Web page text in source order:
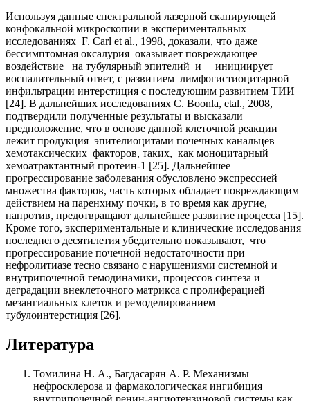
Используя данные спектральной лазерной сканирующей
конфокальной микроскопии в экспериментальных
исследованиях F. Carl et al., 1998, доказали, что даже
бессимптомная оксалурия оказывает повреждающее
воздействие на тубулярный эпителий и инициирует
воспалительный ответ, с развитием лимфогистиоцитарной
инфильтрации интерстиция с последующим развитием ТИИ
[24]. В дальнейших исследованиях C. Boonla, etal., 2008,
подтвердили полученные результаты и высказали
предположение, что в основе данной клеточной реакции
лежит продукция эпителиоцитами почечных канальцев
хемотаксических факторов, таких, как моноцитарный
хемоатрактантный протеин-1 [25]. Дальнейшее
прогрессирование заболевания обусловлено экспрессией
множества факторов, часть которых обладает повреждающим
действием на паренхиму почки, в то время как другие,
напротив, предотвращают дальнейшее развитие процесса [15].
Кроме того, экспериментальные и клинические исследования
последнего десятилетия убедительно показывают, что
прогрессирование почечной недостаточности при
нефролитиазе тесно связано с нарушениями системной и
внутрипочечной гемодинамики, процессов синтеза и
деградации внеклеточного матрикса с пролиферацией
мезангиальных клеток и ремоделированием
тубулоинтерстиция [26].
Литература
Томилина Н. А., Багдасарян А. Р. Механизмы
нефросклероза и фармакологическая ингибиция
внутрипочечной ренин-ангиотензиновой системы как